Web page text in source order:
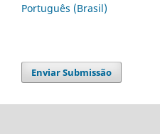
Português (Brasil)
Enviar Submissão